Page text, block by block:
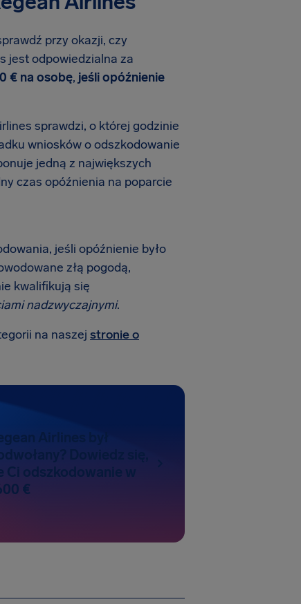
przy okazji, czy
jest odpowiedzialna za
€ na osobę, jeśli opóźnienie
sprawdzi, o której godzinie
wniosków o odszkodowanie
jedną z największych
czas opóźnienia na poparcie
jeśli opóźnienie było
złą pogodą,
kwalifikują się
nadzwyczajnymi.
na naszej stronie o
Airlines był
Dowiedz się,
Ci odszkodowanie w
€